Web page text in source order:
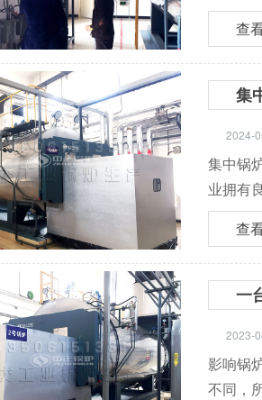
查
集
2024-
集中锅
业拥有
查
一
2023-
影响锅
不同，